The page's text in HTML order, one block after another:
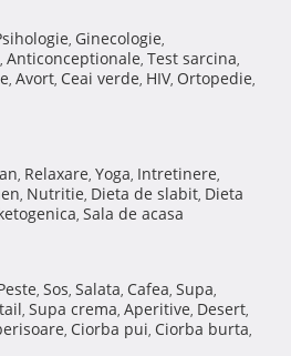
, Ginecologie,
, Anticonceptionale, Test sarcina,
, Avort, Ceai verde, HIV, Ortopedie,
, Relaxare, Yoga, Intretinere,
, Nutritie, Dieta de slabit, Dieta
, Sala de acasa
, Sos, Salata, Cafea, Supa,
, Supa crema, Aperitive, Desert,
, Ciorba pui, Ciorba burta,